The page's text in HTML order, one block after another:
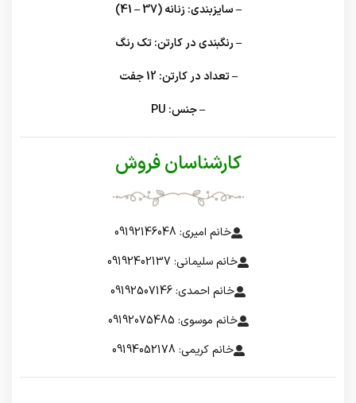
– سایزبندی: زنانه (37 – 41)
– رنگبندی در کارتن: تک رنگ
– تعداد در کارتن: 12 جفت
– جنس: PU
کارشناسان فروش
خانم امیری: 09192146048
خانم سلیمانی: 09192402137
خانم احمدی: 09192507146
خانم موسوی: 09192075485
خانم کریمی: 09194052178